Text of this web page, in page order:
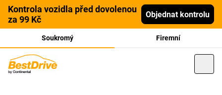
Kontrola vozidla před dovolenou
za 99 Kč
Objednat kontrolu
Soukromý Firemní